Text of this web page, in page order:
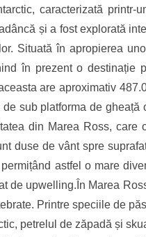
caracterizată printr-
și a fost explorată
Situată în apropierea
în prezent o destinație
are aproximativ
sub platforma de gheață
din Marea Ross, care
duse de vânt spre
astfel o mare
de upwelling.În Marea
Printre speciile de
petrelul de zăpadă și